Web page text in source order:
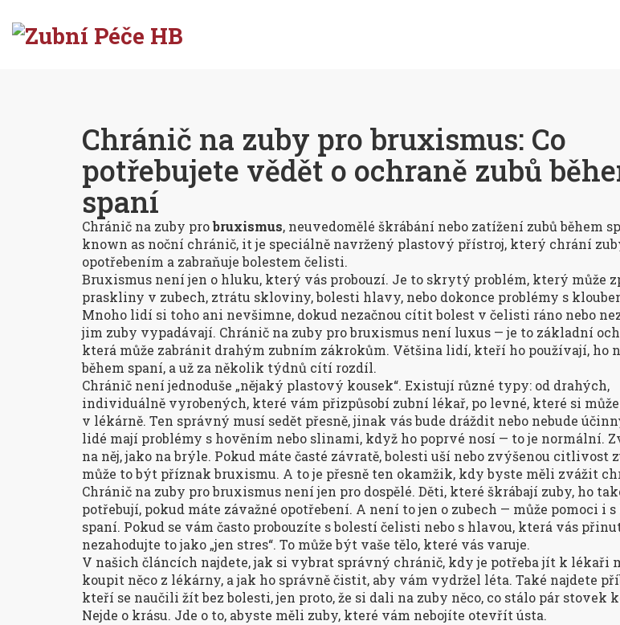
Chránič na zuby pro bruxismus: Co
potřebujete vědět o ochraně zubů
spaní
Chránič na zuby probruxismus, neuvedomělé škrábání nebo zatížení zubů během
known as noční chránič, itje speciálně navržený plastový přístroj, který chrání
opotřebením a zabraňuje bolestem čelisti.
Bruxismus není jen o hluku, který vás probouzí. Je to skrytý problém, který může
praskliny v zubech, ztrátu skloviny, bolesti hlavy, nebo dokonce problémy s
Mnoho lidí si toho ani nevšimne, dokud nezačnou cítit bolest v čelisti ráno nebo
jim zuby vypadávají. Chránič na zuby pro bruxismus není luxus — je to základní
která může zabránit drahým zubním zákrokům. Většina lidí, kteří ho používají, ho
během spaní, a už za několik týdnů cítí rozdíl.
Chránič není jednoduše „nějaký plastový kousek“. Existují různé typy: od drahých,
individuálně vyrobených, které vám přizpůsobí zubní lékař, po levné, které si
v lékárně. Ten správný musí sedět přesně, jinak vás bude dráždit nebo nebude
lidé mají problémy s hověním nebo slinami, když ho poprvé nosí — to je normální.
na něj, jako na brýle. Pokud máte časté závratě, bolesti uší nebo zvýšenou citlivost
může to být příznak bruxismu. A to je přesně ten okamžik, kdy byste měli zvážit
Chránič na zuby pro bruxismus není jen pro dospělé. Děti, které škrábají zuby, ho
potřebují, pokud máte závažné opotřebení. A není to jen o zubech — může pomoci i
spaní. Pokud se vám často probouzíte s bolestí čelisti nebo s hlavou, která vás
nezahodujte to jako „jen stres“. To může být vaše tělo, které vás varuje.
V našich článcích najdete, jak si vybrat správný chránič, kdy je potřeba jít k lékaři
koupit něco z lékárny, a jak ho správně čistit, aby vám vydržel léta. Také najdete
kteří se naučili žít bez bolesti, jen proto, že si dali na zuby něco, co stálo pár stovek
Nejde o krásu. Jde o to, abyste měli zuby, které vám nebojíte otevřít ústa.